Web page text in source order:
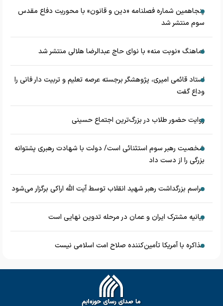
پنجاهمین شماره فصلنامه «دین و قانون» با محوریت دفاع مقدس
سوم منتشر شد
نماهنگ «نوبت منه» با نوای حاج عبدالرضا هلالی منتشر شد
استاد قائمی امیری، پژوهشگر برجسته عرصه تعلیم و تربیت دار فانی را
وداع گفت
روایت حضور طلاب در بزرگ‌ترین اجتماع حسینی
شخصیت رهبر سوم استثنائی است/ دولت با شهادت رهبری پشتوانه
بزرگی را از دست داد
مراسم بزرگداشت رهبر شهید انقلاب توسط آیت الله اراکی برگزار می‌شود
بیانیه مشترک ایران و عمان در مرحله تدوین نهایی است
مذاکره با آمریکا تأمین‌کننده صلاح امت اسلامی نیست